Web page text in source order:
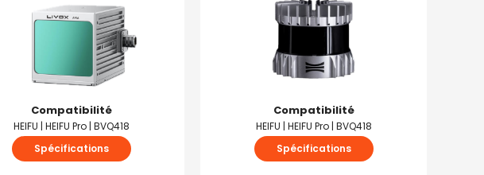
Compatibilité
HEIFU | HEIFU Pro | BVQ418
Spécifications
Compatibilité
HEIFU | HEIFU Pro | BVQ418
Spécifications